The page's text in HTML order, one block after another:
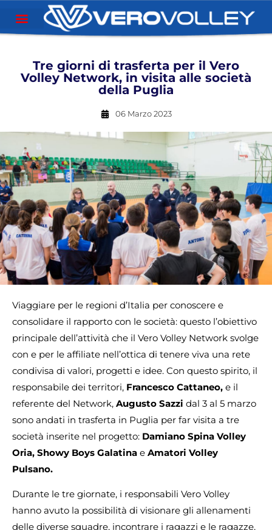
Tre giorni di trasferta per il Vero
Volley Network, in visita alle società
della Puglia
06 Marzo 2023
Viaggiare per le regioni d’Italia per conoscere e
consolidare il rapporto con le società: questo l’obiettivo
principale dell’attività che il Vero Volley Network svolge
con e per le affiliate nell’ottica di tenere viva una rete
condivisa di valori, progetti e idee. Con questo spirito, il
responsabile dei territori, Francesco Cattaneo, e il
referente del Network, Augusto Sazzi dal 3 al 5 marzo
sono andati in trasferta in Puglia per far visita a tre
società inserite nel progetto: Damiano Spina Volley
Oria, Showy Boys Galatina e Amatori Volley
Pulsano.
Durante le tre giornate, i responsabili Vero Volley
hanno avuto la possibilità di visionare gli allenamenti
delle diverse squadre, incontrare i ragazzi e le ragazze,